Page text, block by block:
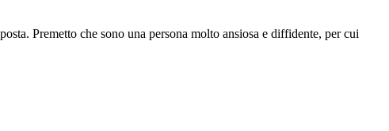
Premetto che sono una persona molto ansiosa e diffidente, per cui